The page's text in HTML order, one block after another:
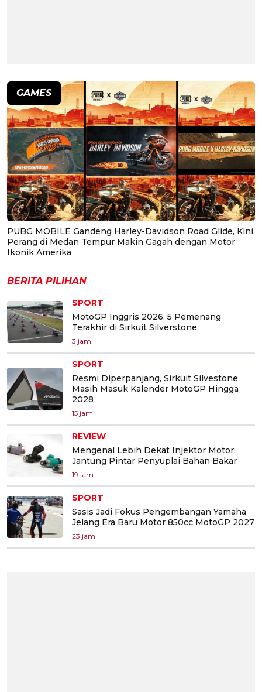
GAMES
PUBG MOBILE Gandeng Harley-Davidson Road Glide, Kini
Perang di Medan Tempur Makin Gagah dengan Motor
Ikonik Amerika
BERITA PILIHAN
SPORT
MotoGP Inggris 2026: 5 Pemenang
Terakhir di Sirkuit Silverstone
3 jam
SPORT
Resmi Diperpanjang, Sirkuit Silvestone
Masih Masuk Kalender MotoGP Hingga
2028
15 jam
REVIEW
Mengenal Lebih Dekat Injektor Motor:
Jantung Pintar Penyuplai Bahan Bakar
19 jam
SPORT
Sasis Jadi Fokus Pengembangan Yamaha
Jelang Era Baru Motor 850cc MotoGP 2027
23 jam